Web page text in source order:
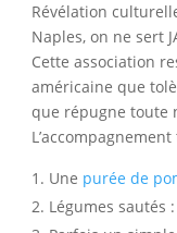
Révélation
Naples, on ne sert
Cette association
américaine que
que répugne toute
Une purée de
Légumes sautés